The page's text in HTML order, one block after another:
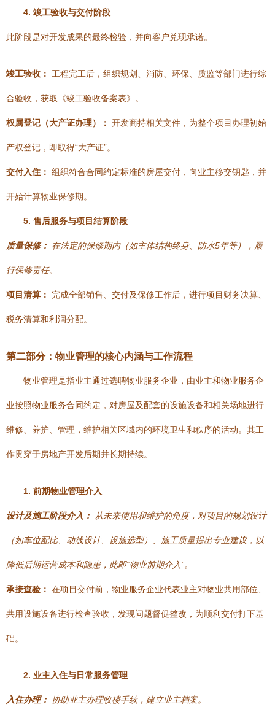
4. 竣工验收与交付阶段
此阶段是对开发成果的最终检验，并向客户兑现承诺。
竣工验收： 工程完工后，组织规划、消防、环保、质监等部门进行综
合验收，获取《竣工验收备案表》。
权属登记（大产证办理）： 开发商持相关文件，为整个项目办理初始
产权登记，即取得“大产证”。
交付入住： 组织符合合同约定标准的房屋交付，向业主移交钥匙，并
开始计算物业保修期。
5. 售后服务与项目结算阶段
质量保修： 在法定的保修期内（如主体结构终身、防水5年等），履
行保修责任。
项目清算： 完成全部销售、交付及保修工作后，进行项目财务决算、
税务清算和利润分配。
第二部分：物业管理的核心内涵与工作流程
物业管理是指业主通过选聘物业服务企业，由业主和物业服务企
业按照物业服务合同约定，对房屋及配套的设施设备和相关场地进行
维修、养护、管理，维护相关区域内的环境卫生和秩序的活动。其工
作贯穿于房地产开发后期并长期持续。
1. 前期物业管理介入
设计及施工阶段介入： 从未来使用和维护的角度，对项目的规划设计
（如车位配比、动线设计、设施选型）、施工质量提出专业建议，以
降低后期运营成本和隐患，此即“物业前期介入”。
承接查验： 在项目交付前，物业服务企业代表业主对物业共用部位、
共用设施设备进行检查验收，发现问题督促整改，为顺利交付打下基
础。
2. 业主入住与日常服务管理
入住办理： 协助业主办理收楼手续，建立业主档案。